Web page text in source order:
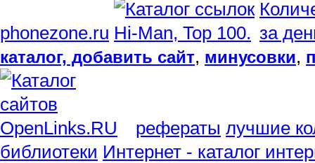
phonezone.ru
каталог, добавить сайт, минусовки,
рефераты лучшие
библиотеки Интернет - каталог